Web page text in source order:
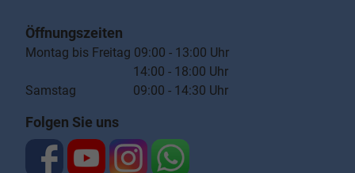
Öffnungszeiten
Montag bis Freitag 09:00 - 13:00 Uhr
14:00 - 18:00 Uhr
Samstag 09:00 - 14:30 Uhr
Folgen Sie uns